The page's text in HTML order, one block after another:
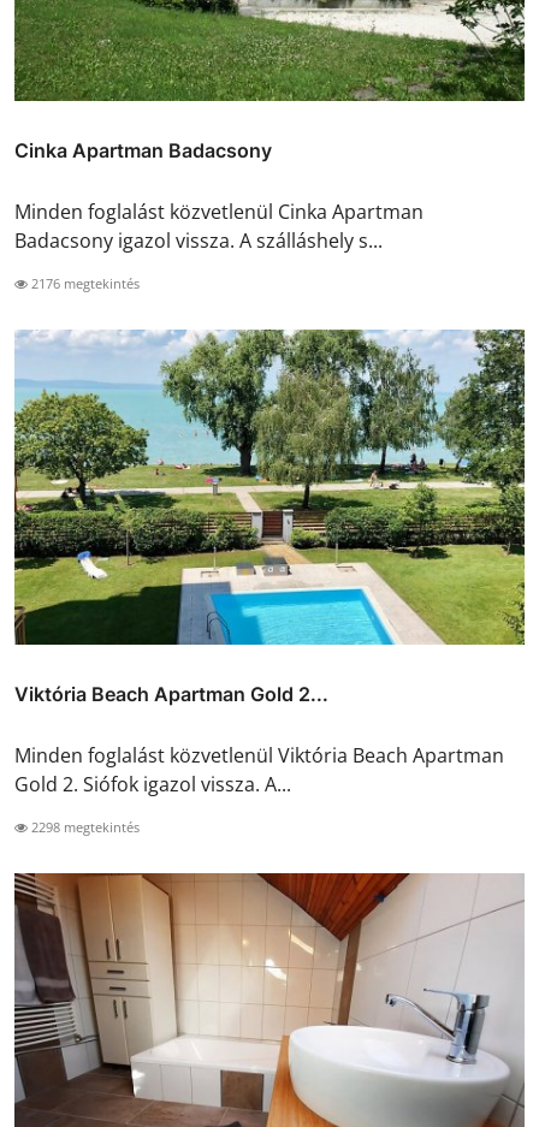
Cinka Apartman Badacsony
Minden foglalást közvetlenül Cinka Apartman
Badacsony igazol vissza. A szálláshely s...
2176 megtekintés
Viktória Beach Apartman Gold 2...
Minden foglalást közvetlenül Viktória Beach Apartman
Gold 2. Siófok igazol vissza. A...
2298 megtekintés